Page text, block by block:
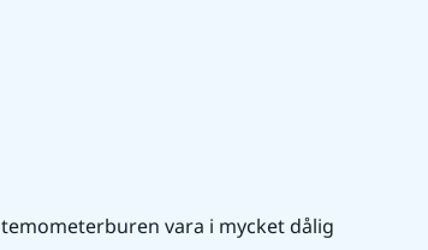
vara i mycket dålig